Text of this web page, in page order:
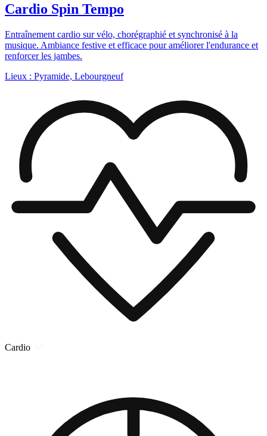
Cardio Spin Tempo
Entraînement cardio sur vélo, chorégraphié et synchronisé à la
musique. Ambiance festive et efficace pour améliorer l'endurance et
renforcer les jambes.
Lieux : Pyramide, Lebourgneuf
Cardio